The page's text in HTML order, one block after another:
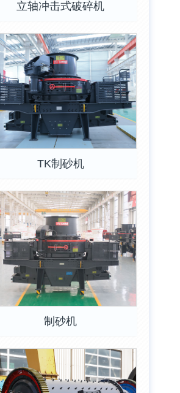
立轴冲击式破碎机
TK制砂机
制砂机